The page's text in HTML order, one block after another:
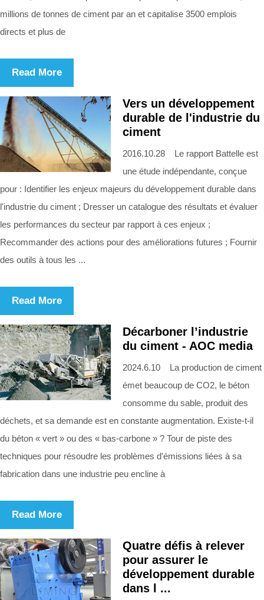
millions de tonnes de ciment par an et capitalise 3500 emplois
directs et plus de
Read More
Vers un développement
durable de l'industrie du
ciment
2016.10.28 Le rapport Battelle est
une étude indépendante, conçue
pour : Identifier les enjeux majeurs du développement durable dans
l'industrie du ciment ; Dresser un catalogue des résultats et évaluer
les performances du secteur par rapport à ces enjeux ;
Recommander des actions pour des améliorations futures ; Fournir
des outils à tous les ...
Read More
Décarboner l’industrie
du ciment - AOC media
2024.6.10 La production de ciment
émet beaucoup de CO2, le béton
consomme du sable, produit des
déchets, et sa demande est en constante augmentation. Existe-t-il
du béton « vert » ou des « bas-carbone » ? Tour de piste des
techniques pour résoudre les problèmes d'émissions liées à sa
fabrication dans une industrie peu encline à
Read More
Quatre défis à relever
pour assurer le
développement durable
dans l ...